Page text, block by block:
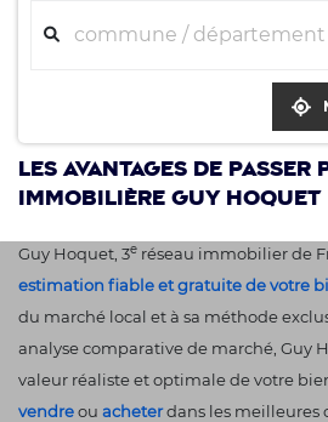
Les avantages de passer
immobilière Guy Hoquet
Guy Hoquet, 3e réseau immobilier de
estimation fiable et gratuite de votre
du marché local et à sa méthode
analyse comparative de marché, Guy
valeur réaliste et optimale de votre
vendreou acheterdans les meilleures